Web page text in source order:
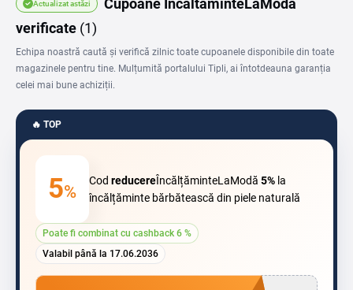
Actualizat astăzi
Cupoane IncaltaminteLaModa
verificate (1)
Echipa noastră caută și verifică zilnic toate cupoanele disponibile din toate
magazinele pentru tine. Mulțumită portalului Tipli, ai întotdeauna garanția
celei mai bune achiziții.
🔥 TOP
5%
Cod reducereÎncălțăminteLaModă 5% la
încălțăminte bărbătească din piele naturală
Poate fi combinat cu cashback 6 %
Valabil până la 17.06.2036